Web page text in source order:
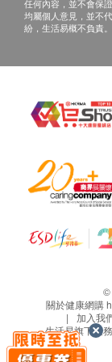
空腹血糖
谷丙轉氨酵
總蛋白質
腎功能
尿素
尿酸
白血球
中性粒細胞
（預
如有爭議，
所有健康
途。當閣
諮詢有認
產品而引
網購
查詢，須
任何內容，並不會保
均屬個人意見，並不
紛，生活易概不負責
©
關於健康網購
加入我
生活易旗下業務